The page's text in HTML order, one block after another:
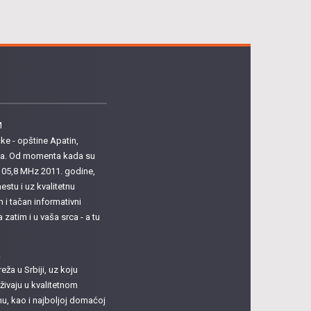
- opštine Apatin,
Od momenta kada su
MHz 2011. godine,
i uz kvalitetnu
i tačan informativni
i u vaša srca - a tu
u Srbiji, uz koju
u kvalitetnom
kao i najboljoj domaćoj